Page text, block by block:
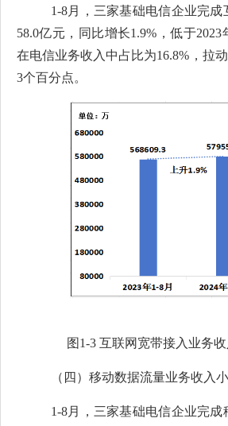
1-8月
，三家基础电信企业完
58.0亿元，同比增长1.9% ，低于2023
在电信业务收入中占比为16.8% ，拉
3个百分点。
图 1-3 互联网宽带接入业务
（四） 移动数据流量业务收入
1-8月
，三家基础电信企业完